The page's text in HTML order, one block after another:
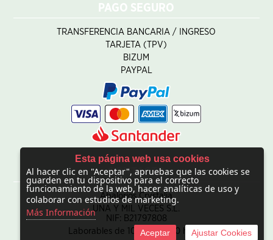
PAGO SEGURO
TRANSFERENCIA BANCARIA / INGRESO
TARJETA (TPV)
BIZUM
PAYPAL
CONTACTO
Abalorios Crystalia
UNA Y MIL VECES S.L.
NIF: B21797808
Laborables de 10:00 - 20:00 horas
Esta página web usa cookies
Al hacer clic en "Aceptar", apruebas que las cookies se
guarden en tu dispositivo para el correcto
funcionamiento de la web, hacer analíticas de uso y
colaborar con estudios de marketing.
Más Información
Aceptar Ajustar Cookies